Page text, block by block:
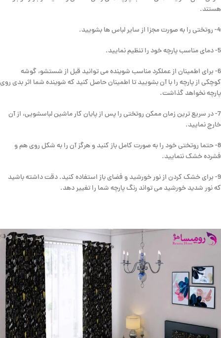
هستند.
4- روتختی را به صورت مجزا از سایر لباس ها بشویید.
5- دمای مناسب پارچه خود را تنظیم نمایید.
6- برای اطمینان از عملکرد مناسب شوینده می توانید قبل از شستشو، گوشه
کوچکی از پارچه را با آن بشویید تا اطمینان حاصل کنید که شوینده شما اثر بدی روی
پارچه نخواهد گذاشت.
7- در سریع ترین زمان ممکن روتختی را پس از پایان کار ماشین لباسشویی، از آن
خارج نمایید.
8- حتما روتختی خود را به صورت کامل باز کنید و هرگز آن را به شکل روی هم و
فشرده خشک ننمایید.
9- برای خشک کردن از نور خورشید و فضای باز استفاده کنید. دقت داشته باشید
که نور شدید خورشید می تواند رنگ پارچه شما را تغییر دهد.